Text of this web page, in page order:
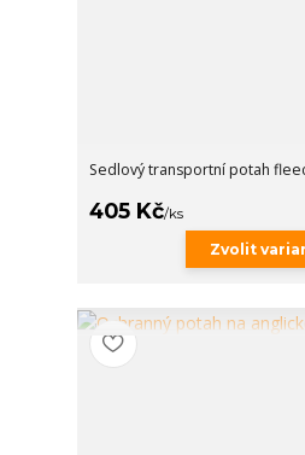
Sedlový transportní potah
405 Kč/ks
Zvolit